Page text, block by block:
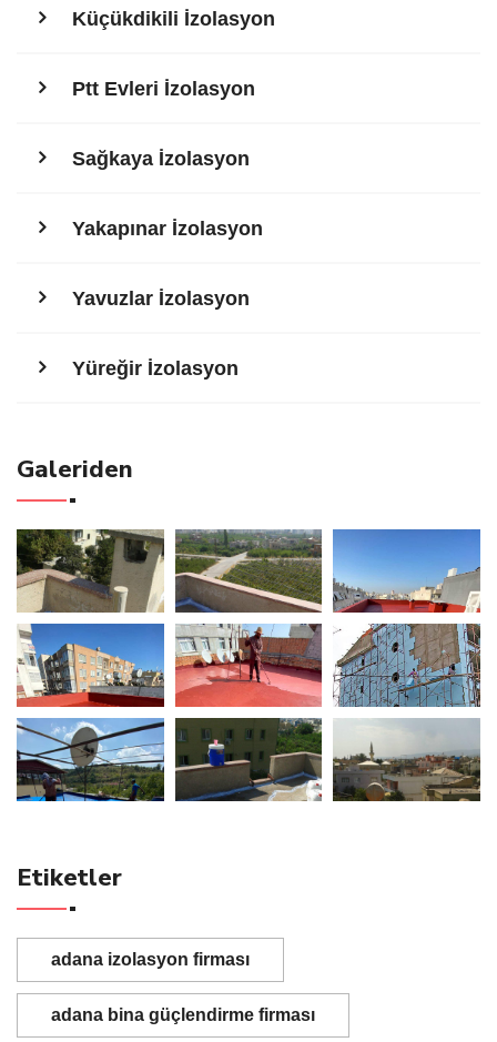
Küçükdikili İzolasyon
Ptt Evleri İzolasyon
Sağkaya İzolasyon
Yakapınar İzolasyon
Yavuzlar İzolasyon
Yüreğir İzolasyon
Galeriden
Etiketler
adana izolasyon firması
adana bina güçlendirme firması